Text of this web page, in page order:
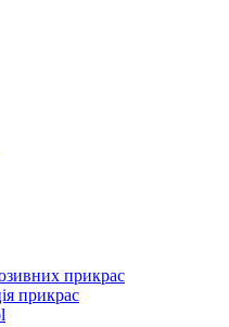
прикрас
прикрас